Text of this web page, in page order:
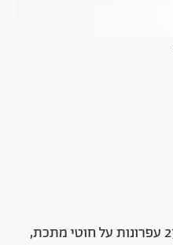
"Pencil Rain", שנת 2009, 273 עפרונות על חוטי מתכת,